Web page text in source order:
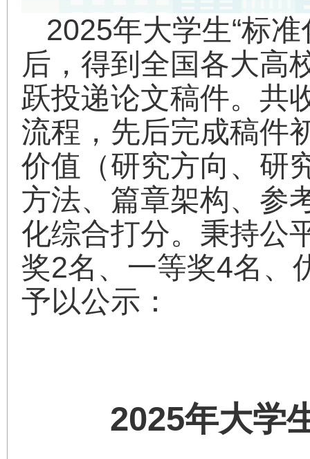
2025年大学生“标
后，得到全国各大高
跃投递论文稿件。共
流程，先后完成稿件
价值（研究方向、研
方法、篇章架构、参
化综合打分。秉持公
奖2名、一等奖4名、
予以公示：
2025年大学